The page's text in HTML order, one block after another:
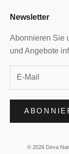
Newsletter
Abonnieren Sie
und Angebote
© 2026 Deva